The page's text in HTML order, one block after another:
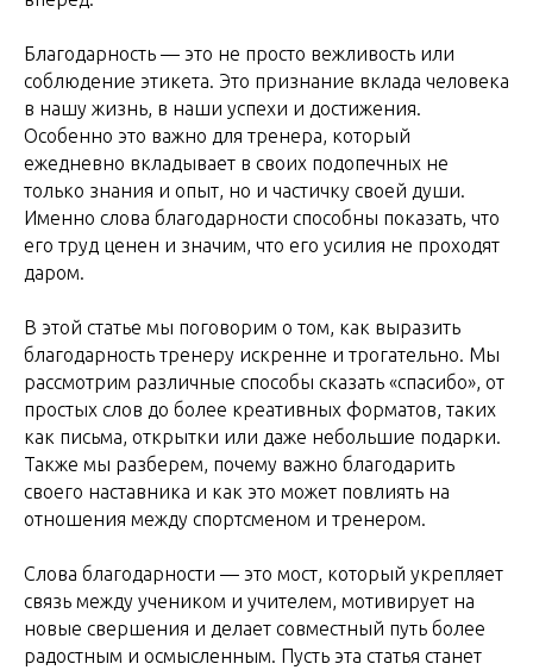
Благодарность — это не просто вежливость или
соблюдение этикета. Это признание вклада человека
в нашу жизнь, в наши успехи и достижения.
Особенно это важно для тренера, который
ежедневно вкладывает в своих подопечных не
только знания и опыт, но и частичку своей души.
Именно слова благодарности способны показать, что
его труд ценен и значим, что его усилия не проходят
даром.
В этой статье мы поговорим о том, как выразить
благодарность тренеру искренне и трогательно. Мы
рассмотрим различные способы сказать «спасибо», от
простых слов до более креативных форматов, таких
как письма, открытки или даже небольшие подарки.
Также мы разберем, почему важно благодарить
своего наставника и как это может повлиять на
отношения между спортсменом и тренером.
Слова благодарности — это мост, который укрепляет
связь между учеником и учителем, мотивирует на
новые свершения и делает совместный путь более
радостным и осмысленным. Пусть эта статья станет